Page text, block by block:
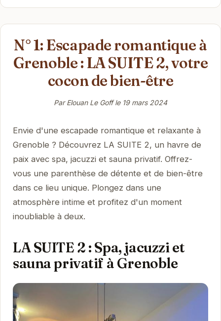
N° 1: Escapade romantique à
Grenoble : LA SUITE 2, votre
cocon de bien-être
Par Elouan Le Goff le 19 mars 2024
Envie d'une escapade romantique et relaxante à
Grenoble ? Découvrez LA SUITE 2, un havre de
paix avec spa, jacuzzi et sauna privatif. Offrez-
vous une parenthèse de détente et de bien-être
dans ce lieu unique. Plongez dans une
atmosphère intime et profitez d'un moment
inoubliable à deux.
LA SUITE 2 : Spa, jacuzzi et
sauna privatif à Grenoble